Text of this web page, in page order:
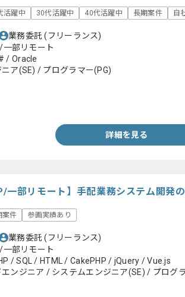
活躍中 30代活躍中 40代活躍中 長期案件 自
業務委託(フリーランス)
部リモート
/ Oracle
ア(SE) / プログラマー(PG)
詳細を見る
一部リモート】手配業務システム開発
案件 参画実績あり
業務委託(フリーランス)
部リモート
/ SQL / HTML / CakePHP / jQuery / Vue.js
ンジニア / システムエンジニア(SE) / プログ